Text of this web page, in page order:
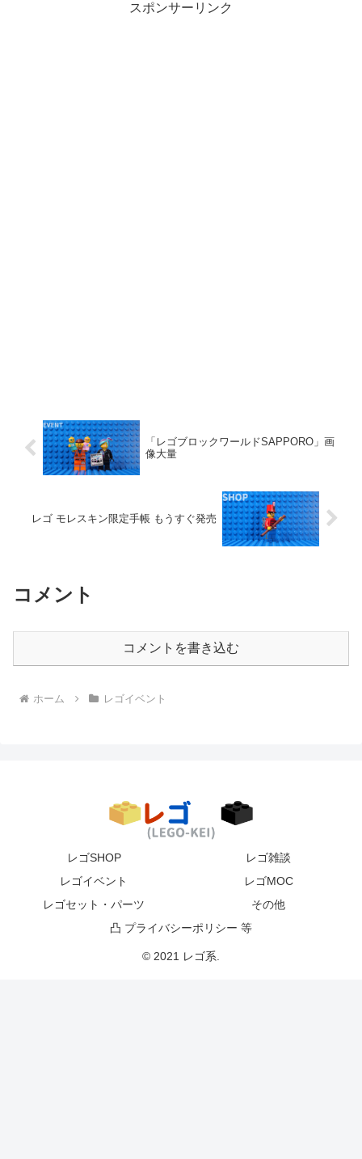
スポンサーリンク
「レゴブロックワールドSAPPORO」画
像大量
レゴ モレスキン限定手帳 もうすぐ発売
コメント
コメントを書き込む
ホーム レゴイベント
レゴSHOP
レゴ雑談
レゴイベント
レゴMOC
レゴセット・パーツ
その他
凸 プライバシーポリシー 等
© 2021 レゴ系.